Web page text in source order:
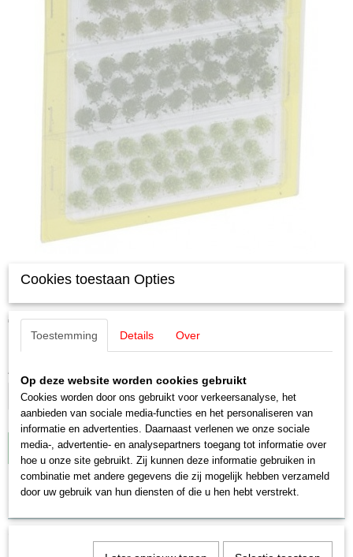
Noch 07133 Gras pollen, veldplanten
€ 13,10
Aantal
IN WINKELWAGEN
Specificaties
Cookies toestaan Opties
Toestemming Details Over
Op deze website worden cookies gebruikt
Cookies worden door ons gebruikt voor verkeersanalyse, het
aanbieden van sociale media-functies en het personaliseren van
informatie en advertenties. Daarnaast verlenen we onze sociale
media-, advertentie- en analysepartners toegang tot informatie over
hoe u onze site gebruikt. Zij kunnen deze informatie gebruiken in
combinatie met andere gegevens die zij mogelijk hebben verzameld
door uw gebruik van hun diensten of die u hen hebt verstrekt.